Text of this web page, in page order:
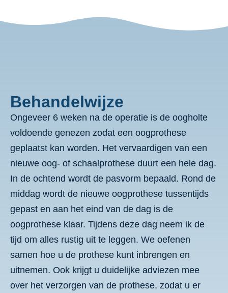
Behandelwijze
Ongeveer 6 weken na de operatie is de oogholte
voldoende genezen zodat een oogprothese
geplaatst kan worden. Het vervaardigen van een
nieuwe oog- of schaalprothese duurt een hele dag.
In de ochtend wordt de pasvorm bepaald. Rond de
middag wordt de nieuwe oogprothese tussentijds
gepast en aan het eind van de dag is de
oogprothese klaar. Tijdens deze dag neem ik de
tijd om alles rustig uit te leggen. We oefenen
samen hoe u de prothese kunt inbrengen en
uitnemen. Ook krijgt u duidelijke adviezen mee
over het verzorgen van de prothese, zodat u er